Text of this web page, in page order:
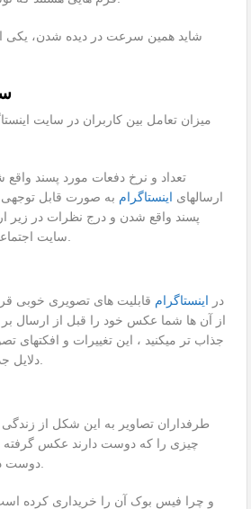
شاید همین سرعت در دیده شدن، یکی
تعداد و نرخ دفعات مورد پسند
ارسالهای اینستاگرام به صورت قابل توجهی
پسند واقع شدن و درج نظرات در زیر
در اینستاگرام قابلیت های تصویری خوبی
از آن ها شما عکس خود را قبل از ارسال بر
جذاب تر میکنید ، این تغییرات و افکتهای
طرفداران تصاویر به این شکل از زندگی
چیزی را که دوست دارند عکس گرفته و
و چرا فیس بوک آن را خریداری کرده